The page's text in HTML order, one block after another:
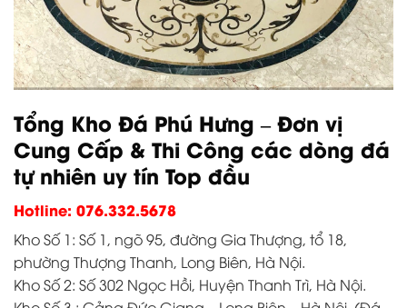
Tổng Kho Đá Phú Hưng – Đơn vị
Cung Cấp & Thi Công các dòng đá
tự nhiên uy tín Top đầu
Hotline: 076.332.5678
Kho Số 1: Số 1, ngõ 95, đường Gia Thượng, tổ 18,
phường Thượng Thanh, Long Biên, Hà Nội.
Kho Số 2: Số 302 Ngọc Hồi, Huyện Thanh Trì, Hà Nội.